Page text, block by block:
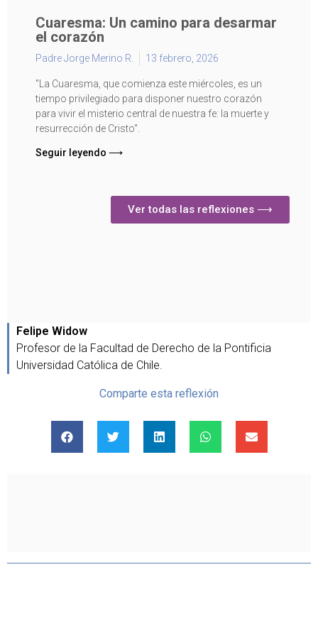
Cuaresma: Un camino para desarmar
el corazón
Padre Jorge Merino R. 13 febrero, 2026
"La Cuaresma, que comienza este miércoles, es un
tiempo privilegiado para disponer nuestro corazón
para vivir el misterio central de nuestra fe: la muerte y
resurrección de Cristo".
Seguir leyendo ⟶
Ver todas las reflexiones ⟶
Felipe Widow
Profesor de la Facultad de Derecho de la Pontificia
Universidad Católica de Chile.
Comparte esta reflexión